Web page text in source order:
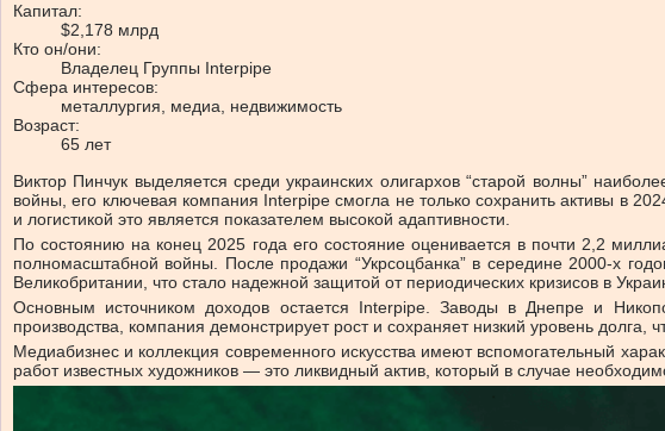
Капитал:
$2,178 млрд
Кто он/они:
Владелец Группы Interpipe
Сфера интересов:
металлургия, медиа, недвижимость
Возраст:
65 лет
Виктор Пинчук выделяется среди украинских олигархов “старой волны”
войны, его ключевая компания Interpipe смогла не только сохранить активы в
и логистикой это является показателем высокой адаптивности.
По состоянию на конец 2025 года его состояние оценивается в почти 2,2
полномасштабной войны. После продажи “Укрсоцбанка” в середине 2000-х
Великобритании, что стало надежной защитой от периодических кризисов в
Основным источником доходов остается Interpipe. Заводы в Днепре и
производства, компания демонстрирует рост и сохраняет низкий уровень долга,
Медиабизнес и коллекция современного искусства имеют вспомогательный
работ известных художников — это ликвидный актив, который в случае